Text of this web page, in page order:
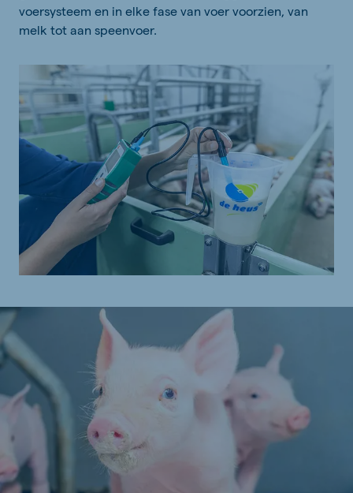
voersysteem en in elke fase van voer voorzien, van
melk tot aan speenvoer.